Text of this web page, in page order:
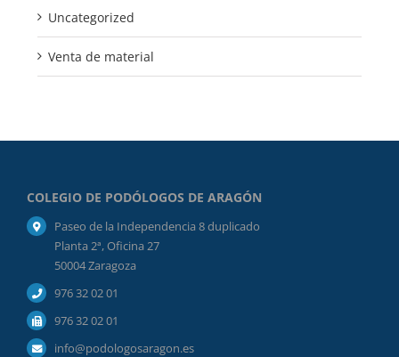
Uncategorized
Venta de material
COLEGIO DE PODÓLOGOS DE ARAGÓN
Paseo de la Independencia 8 duplicado
Planta 2ª, Oficina 27
50004 Zaragoza
976 32 02 01
976 32 02 01
info@podologosaragon.es